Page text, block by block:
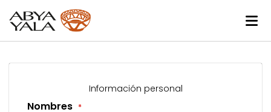
Información personal
Nombres